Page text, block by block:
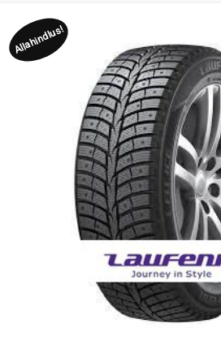
Allahindlus!